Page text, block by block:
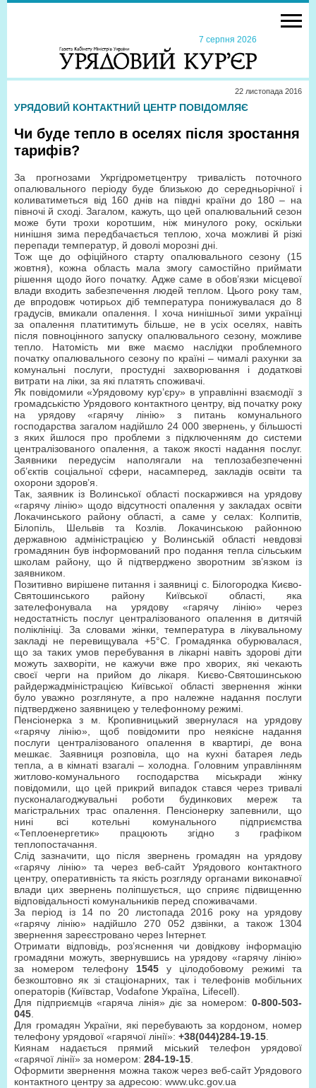
7 серпня 2026
22 листопада 2016
УРЯДОВИЙ КОНТАКТНИЙ ЦЕНТР ПОВІДОМЛЯЄ
Чи буде тепло в оселях після зростання
тарифів?
За прогнозами Укргідрометцентру тривалість поточного
опалювального періоду буде близькою до середньорічної і
коливатиметься від 160 днів на півдні країни до 180 – на
півночі й сході. Загалом, кажуть, що цей опалювальний сезон
може бути трохи коротшим, ніж минулого року, оскільки
нинішня зима передбачається теплою, хоча можливі й різкі
перепади температур, й доволі морозні дні.
Тож ще до офіційного старту опалювального сезону (15
жовтня), кожна область мала змогу самостійно приймати
рішення щодо його початку. Адже саме в обов’язки місцевої
влади входить забезпечення людей теплом. Цього року там,
де впродовж чотирьох діб температура понижувалася до 8
градусів, вмикали опалення. І хоча нинішньої зими українці
за опалення платитимуть більше, не в усіх оселях, навіть
після повноцінного запуску опалювального сезону, можливе
тепло. Натомість ми вже маємо наслідки проблемного
початку опалювального сезону по країні – чималі рахунки за
комунальні послуги, простудні захворювання і додаткові
витрати на ліки, за які платять споживачі.
Як повідомили «Урядовому кур’єру» в управлінні взаємодії з
громадськістю Урядового контактного центру, від початку року
на урядову «гарячу лінію» з питань комунального
господарства загалом надійшло 24 000 звернень, у більшості
з яких йшлося про проблеми з підключенням до системи
централізованого опалення, а також якості надання послуг.
Заявники передусім наполягали на теплозабезпеченні
об’єктів соціальної сфери, насамперед, закладів освіти та
охорони здоров’я.
Так, заявник із Волинської області поскаржився на урядову
«гарячу лінію» щодо відсутності опалення у закладах освіти
Локачинського району області, а саме у селах: Колпитів,
Білопіль, Шельвів та Козлів. Локачинською районною
державною адміністрацією у Волинській області невдовзі
громадянин був інформований про подання тепла сільським
школам району, що й підтверджено зворотним зв’язком із
заявником.
Позитивно вирішене питання і заявниці с. Білогородка Києво-
Святошинського району Київської області, яка
зателефонувала на урядову «гарячу лінію» через
недостатність послуг централізованого опалення в дитячій
поліклініці. За словами жінки, температура в лікувальному
закладі не перевищувала +5°С. Громадянка обурювалася,
що за таких умов перебування в лікарні навіть здорові діти
можуть захворіти, не кажучи вже про хворих, які чекають
своєї черги на прийом до лікаря. Києво-Святошинською
райдержадміністрацією Київської області звернення жінки
було уважно розглянуте, а про належне надання послуги
підтверджено заявницею у телефонному режимі.
Пенсіонерка з м. Кропивницький звернулася на урядову
«гарячу лінію», щоб повідомити про неякісне надання
послуги централізованого опалення в квартирі, де вона
мешкає. Заявниця розповіла, що на кухні батарея ледь
тепла, а в кімнаті взагалі – холодна. Головним управлінням
житлово-комунального господарства міськради жінку
повідомили, що цей прикрий випадок стався через тривалі
пусконалагоджувальні роботи будинкових мереж та
магістральних трас опалення. Пенсіонерку запевнили, що
нині всі котельні комунального підприємства
«Теплоенергетик» працюють згідно з графіком
теплопостачання.
Слід зазначити, що після звернень громадян на урядову
«гарячу лінію» та через веб-сайт Урядового контактного
центру, оперативність та якість розгляду органами виконавчої
влади цих звернень поліпшується, що сприяє підвищенню
відповідальності комунальників перед споживачами.
За період із 14 по 20 листопада 2016 року на урядову
«гарячу лінію» надійшло 270 052 дзвінки, а також 1304
звернення зареєстровано через Інтернет.
Отримати відповідь, роз’яснення чи довідкову інформацію
громадяни можуть, звернувшись на урядову «гарячу лінію»
за номером телефону 1545у цілодобовому режимі та
безкоштовно як зі стаціонарних, так і телефонів мобільних
операторів (Київстар, Vodafone Україна, Lifecell).
Для підприємців «гаряча лінія» діє за номером: 0-800-503-
045
Для громадян України, які перебувають за кордоном, номер
телефону урядової «гарячої лінії»: +38(044)284-19-15
Киянам надається прямий міський телефон урядової
«гарячої лінії» за номером: 284-19-15
Оформити звернення можна також через веб-сайт Урядового
контактного центру за адресою: www.ukc.gov.ua